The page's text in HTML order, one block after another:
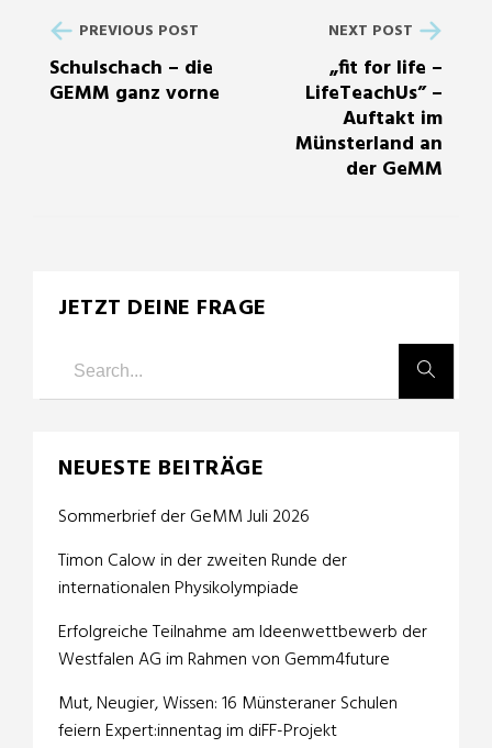
PREVIOUS POST
Schulschach – die
GEMM ganz vorne
NEXT POST
„fit for life –
LifeTeachUs” –
Auftakt im
Münsterland an
der GeMM
JETZT DEINE FRAGE
NEUESTE BEITRÄGE
Sommerbrief der GeMM Juli 2026
Timon Calow in der zweiten Runde der
internationalen Physikolympiade
Erfolgreiche Teilnahme am Ideenwettbewerb der
Westfalen AG im Rahmen von Gemm4future
Mut, Neugier, Wissen: 16 Münsteraner Schulen
feiern Expert:innentag im diFF-Projekt